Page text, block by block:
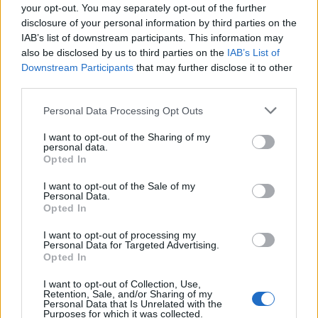
your opt-out. You may separately opt-out of the further
disclosure of your personal information by third parties on the
IAB’s list of downstream participants. This information may
also be disclosed by us to third parties on the IAB’s List of
Downstream Participants that may further disclose it to other
Personal Data Processing Opt Outs
I want to opt-out of the Sharing of my
personal data.
Opted In
I want to opt-out of the Sale of my
Personal Data.
Opted In
I want to opt-out of processing my
Personal Data for Targeted Advertising.
Opted In
I want to opt-out of Collection, Use,
Retention, Sale, and/or Sharing of my
Personal Data that Is Unrelated with the
Purposes for which it was collected.
базирајќи се на основните темели на постоење
на македонската држава, Илинден и АСНОМ, ги
остава вратите отворени за сите искрени и
чесни членови и симпатизери на СДСМ – рече
портпаролот Мемов.
партијата се распаѓа, како што тврди СДСМ,
пратеник и една советничка и дали има вина во
самата партија, портпаролот на ЗНАМ Мемов
одговори:
– Една третина од гласовите што ги имаше
СДСМ се на контото на ЗНАМ, веќе во
континуитет, од претседателските избори, преку
парламентарните и локалните избори.
Нормално е дека СДСМ имаат против партијата
Движење ЗНАМ – За Наша Македонија и ние го
разбираме тој факт. Контиунуирано работат на